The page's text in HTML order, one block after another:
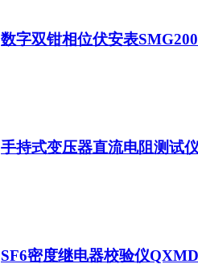
数字双钳相位伏安表
手持式变压器直流电阻测试
SF6密度继电器校验仪